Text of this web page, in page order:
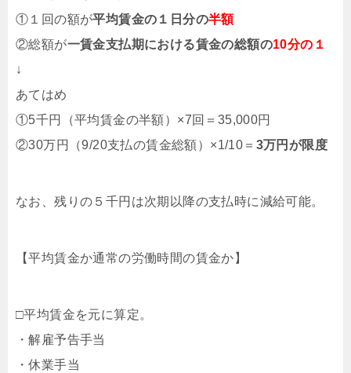
①１ 回の額が平均賃金の１日分の半額
②総額が一賃金支払期における賃金の総額の10分の１
↓
あてはめ
①5千円（平均賃金の半額）×7回＝35,000円
②30万円（9/20支払の賃金総額）×1/10＝ 3万円が限度
なお、残りの５千円は次期以降の支払時に減給可能。
【平均賃金か通常の労働時間の賃金か】
□平均賃金を元に算定。
・解雇予告手当
・休業手当